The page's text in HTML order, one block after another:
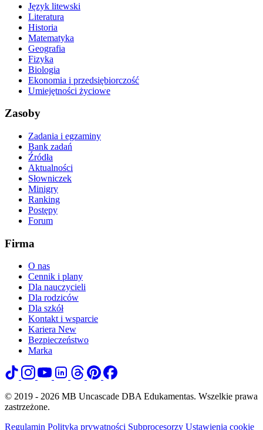
Język litewski
Literatura
Historia
Matematyka
Geografia
Fizyka
Biologia
Ekonomia i przedsiębiorczość
Umiejętności życiowe
Zasoby
Zadania i egzaminy
Bank zadań
Źródła
Aktualności
Słowniczek
Minigry
Ranking
Postępy
Forum
Firma
O nas
Cennik i plany
Dla nauczycieli
Dla rodziców
Dla szkół
Kontakt i wsparcie
Kariera New
Bezpieczeństwo
Marka
© 2019 - 2026 MB Uncascade DBA Edukamentas. Wszelkie prawa
zastrzeżone.
Regulamin Polityka prywatności Subprocesorzy Ustawienia cookie